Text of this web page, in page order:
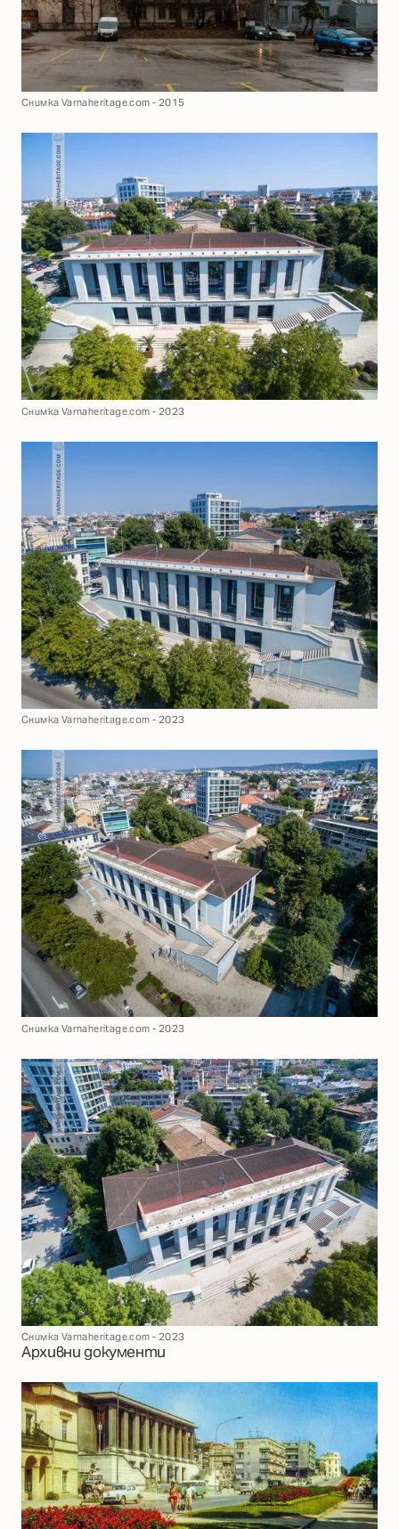
Снимка Varnaheritage.com - 2015
Снимка Varnaheritage.com - 2023
Снимка Varnaheritage.com - 2023
Снимка Varnaheritage.com - 2023
Снимка Varnaheritage.com - 2023
Архивни документи